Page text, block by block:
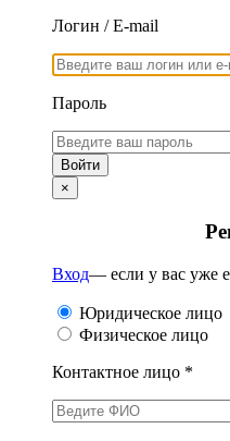
Логин / E-mail
Пароль
×
Вход— если у вас уже
Юридическое лицо
Физическое лицо
Контактное лицо *